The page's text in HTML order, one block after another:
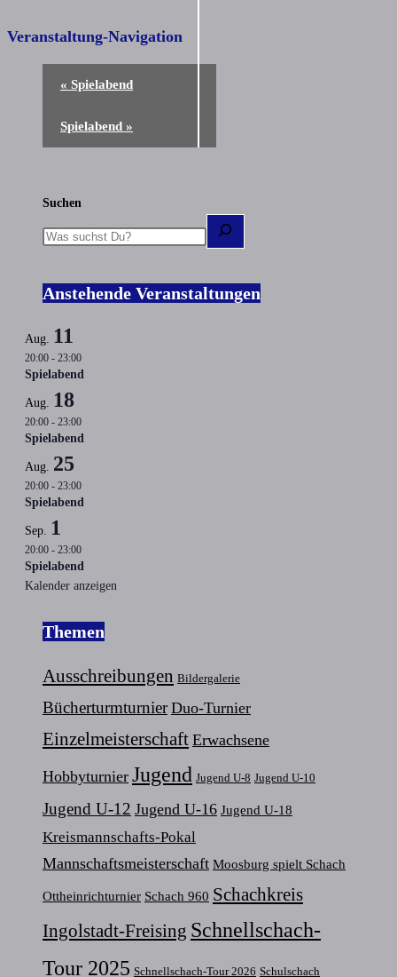
Veranstaltung-Navigation
« Spielabend
Spielabend »
Suchen
Anstehende Veranstaltungen
Aug. 11
20:00 - 23:00
Spielabend
Aug. 18
20:00 - 23:00
Spielabend
Aug. 25
20:00 - 23:00
Spielabend
Sep. 1
20:00 - 23:00
Spielabend
Kalender anzeigen
Themen
Ausschreibungen Bildergalerie
Bücherturmturnier Duo-Turnier
Einzelmeisterschaft Erwachsene
Hobbyturnier Jugend Jugend U-8 Jugend U-10
Jugend U-12 Jugend U-16 Jugend U-18
Kreismannschafts-Pokal
Mannschaftsmeisterschaft Moosburg spielt Schach
Ottheinrichturnier Schach 960 Schachkreis
Ingolstadt-Freising Schnellschach-
Tour 2025 Schnellschach-Tour 2026 Schulschach